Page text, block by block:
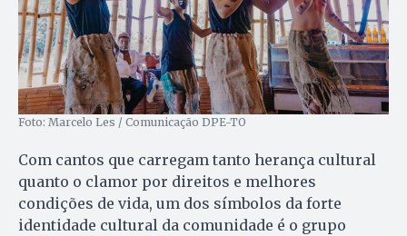
Foto: Marcelo Les / Comunicação DPE-TO
Com cantos que carregam tanto herança cultural
quanto o clamor por direitos e melhores
condições de vida, um dos símbolos da forte
identidade cultural da comunidade é o grupo